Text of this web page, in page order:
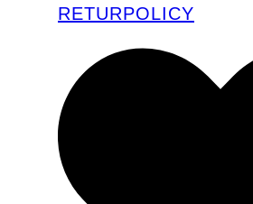
RETURPOLICY